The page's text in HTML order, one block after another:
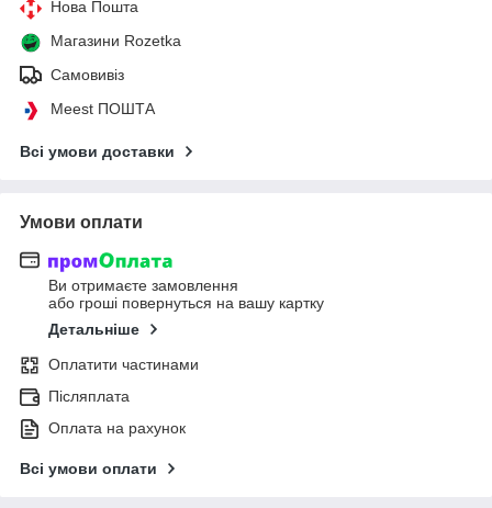
Нова Пошта
Магазини Rozetka
Самовивіз
Meest ПОШТА
Всі умови доставки
Умови оплати
Ви отримаєте замовлення
або гроші повернуться на вашу картку
Детальніше
Оплатити частинами
Післяплата
Оплата на рахунок
Всі умови оплати